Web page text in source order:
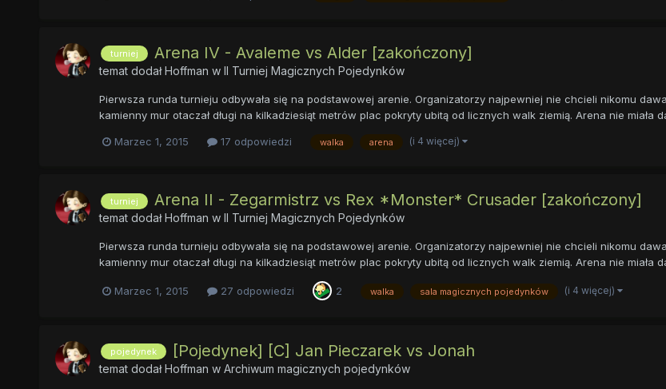
turniej Arena IV - Avaleme vs Alder [zakończony]
temat dodałHoffman w II Turniej Magicznych Pojedynków
Pierwsza runda turnieju odbywała się na podstawowej arenie. Organizatorzy najpewniej nie chcieli nikomu
kamienny mur otaczał długi na kilkadziesiąt metrów plac pokryty ubitą od licznych walk ziemią. Arena nie miała
Marzec 1, 2015 17 odpowiedzi walka arena (i 4 więcej)
turniej Arena II - Zegarmistrz vs Rex *Monster* Crusader [zakończony]
temat dodałHoffman w II Turniej Magicznych Pojedynków
Pierwsza runda turnieju odbywała się na podstawowej arenie. Organizatorzy najpewniej nie chcieli nikomu
kamienny mur otaczał długi na kilkadziesiąt metrów plac pokryty ubitą od licznych walk ziemią. Arena nie miała
Marzec 1, 2015 27 odpowiedzi 2 walka sala magicznych pojedynków (i 4 więcej)
pojedynek [Pojedynek] [C] Jan Pieczarek vs Jonah
temat dodałHoffman w Archiwum magicznych pojedynków